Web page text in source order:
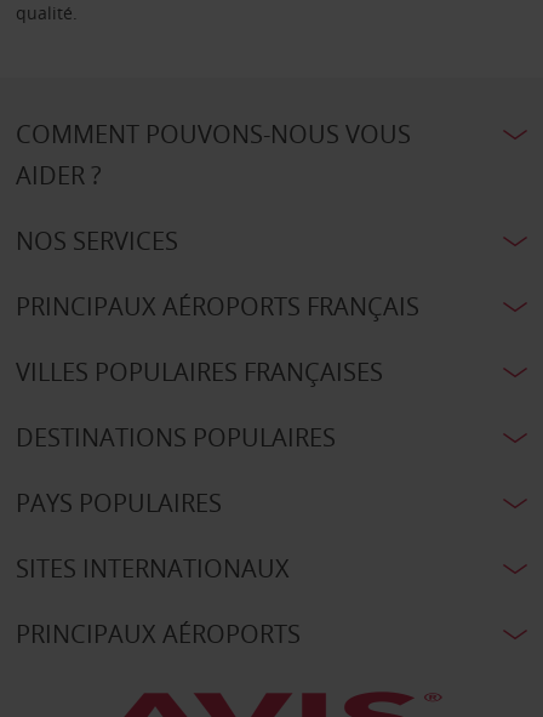
qualité.
COMMENT POUVONS-NOUS VOUS
AIDER ?
NOS SERVICES
PRINCIPAUX AÉROPORTS FRANÇAIS
VILLES POPULAIRES FRANÇAISES
DESTINATIONS POPULAIRES
PAYS POPULAIRES
SITES INTERNATIONAUX
PRINCIPAUX AÉROPORTS